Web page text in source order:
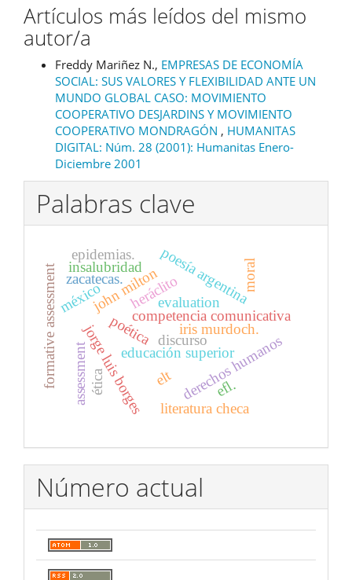
Artículos más leídos del mismo
autor/a
Freddy Mariñez N., EMPRESAS DE ECONOMÍA
SOCIAL: SUS VALORES Y FLEXIBILIDAD ANTE UN
MUNDO GLOBAL CASO: MOVIMIENTO
COOPERATIVO DESJARDINS Y MOVIMIENTO
COOPERATIVO MONDRAGÓN , HUMANITAS
DIGITAL: Núm. 28 (2001): Humanitas Enero-
Diciembre 2001
Palabras clave
discurso
competencia comunicativa
educación superior
jorge luis borges
heráclito
john miltonpoesía argentina
derechos humanos
ética
moral
méxico
literatura checa
assessment
evaluation
formative assessment elt efl.
zacatecas.
insalubridad
epidemias.
poética iris murdoch.
Número actual